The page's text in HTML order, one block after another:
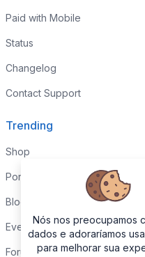
Paid with Mobile
Status
Changelog
Contact Support
Trending
Shop
Portfolio
Blog
Events
Forums
Nós nos preocupamos
dados e adoraríamos
para melhorar sua